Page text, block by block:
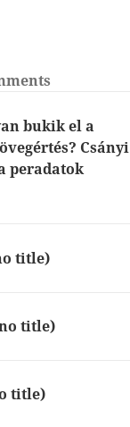
bukik el a
Csányi
peradatok
title)
title)
title)